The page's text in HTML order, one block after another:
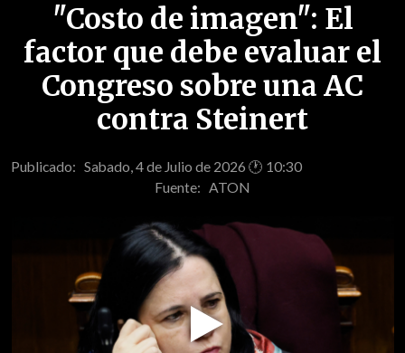
"Costo de imagen": El
factor que debe evaluar el
Congreso sobre una AC
contra Steinert
Publicado: Sabado, 4 de Julio de 2026 🕐 10:30
Fuente: ATON
Play
Video